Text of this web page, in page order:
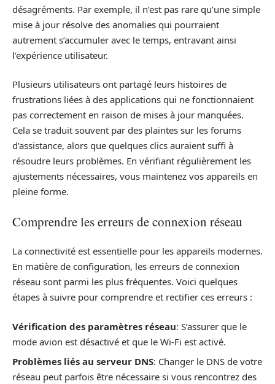
désagréments. Par exemple, il n’est pas rare qu’une simple
mise à jour résolve des anomalies qui pourraient
autrement s’accumuler avec le temps, entravant ainsi
l’expérience utilisateur.
Plusieurs utilisateurs ont partagé leurs histoires de
frustrations liées à des applications qui ne fonctionnaient
pas correctement en raison de mises à jour manquées.
Cela se traduit souvent par des plaintes sur les forums
d’assistance, alors que quelques clics auraient suffi à
résoudre leurs problèmes. En vérifiant régulièrement les
ajustements nécessaires, vous maintenez vos appareils en
pleine forme.
Comprendre les erreurs de connexion réseau
La connectivité est essentielle pour les appareils modernes.
En matière de configuration, les erreurs de connexion
réseau sont parmi les plus fréquentes. Voici quelques
étapes à suivre pour comprendre et rectifier ces erreurs :
Vérification des paramètres réseau: S’assurer que le
mode avion est désactivé et que le Wi-Fi est activé.
Problèmes liés au serveur DNS: Changer le DNS de votre
réseau peut parfois être nécessaire si vous rencontrez des